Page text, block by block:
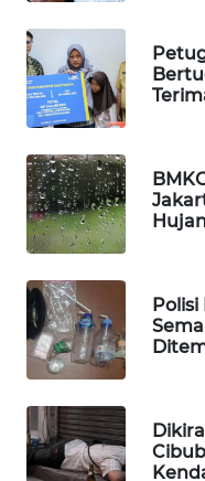
NEWS
SITUNGIR
NEWS
SIDIKALANG
NEWS
NEWS
METRO
SIANTAR
METRO
MEDAN